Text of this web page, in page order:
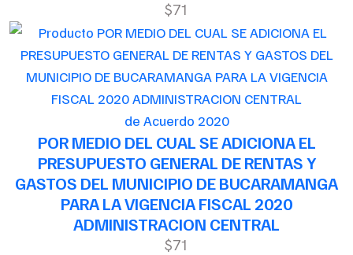
$71
de Acuerdo 2020
POR MEDIO DEL CUAL SE ADICIONA EL
PRESUPUESTO GENERAL DE RENTAS Y
GASTOS DEL MUNICIPIO DE BUCARAMANGA
PARA LA VIGENCIA FISCAL 2020
ADMINISTRACION CENTRAL
$71